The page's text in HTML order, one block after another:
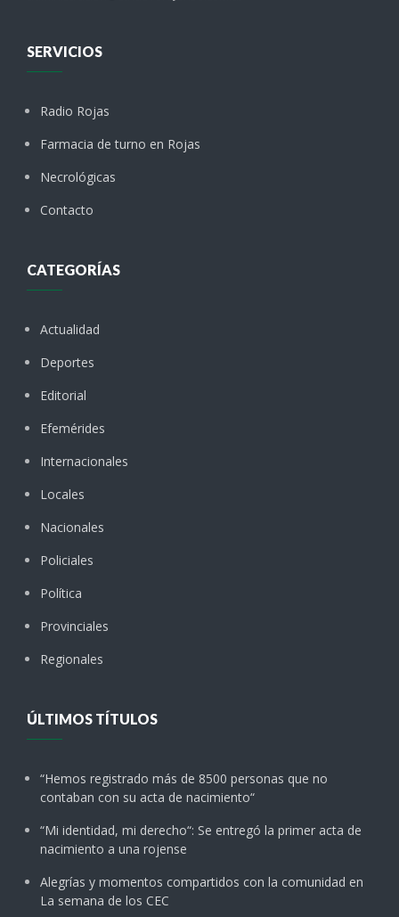
SERVICIOS
Radio Rojas
Farmacia de turno en Rojas
Necrológicas
Contacto
CATEGORÍAS
Actualidad
Deportes
Editorial
Efemérides
Internacionales
Locales
Nacionales
Policiales
Política
Provinciales
Regionales
ÚLTIMOS TÍTULOS
“Hemos registrado más de 8500 personas que no
contaban con su acta de nacimiento“
“Mi identidad, mi derecho“: Se entregó la primer acta de
nacimiento a una rojense
Alegrías y momentos compartidos con la comunidad en
La semana de los CEC